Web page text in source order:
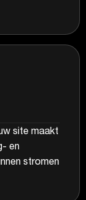
site maakt
en
stromen